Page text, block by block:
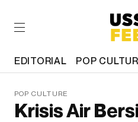
EDITORIAL POP
POP CULTURE
Krisis Air